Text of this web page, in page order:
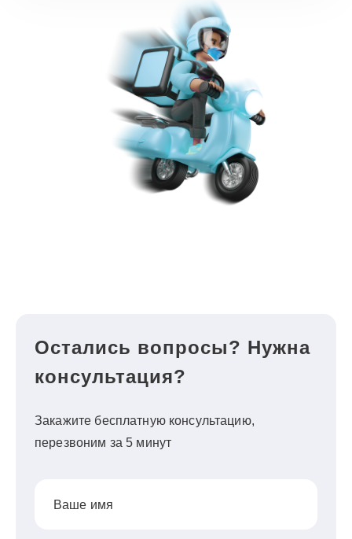
Остались вопросы? Нужна
консультация?
Закажите бесплатную консультацию,
перезвоним за 5 минут
Ваше имя